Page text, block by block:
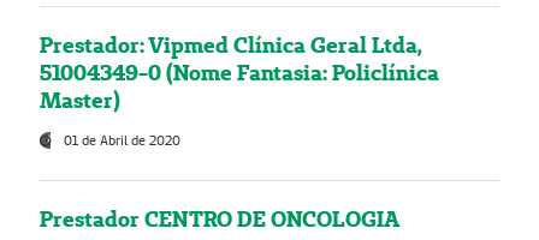
Prestador: Vipmed Clínica Geral Ltda,
51004349-0 (Nome Fantasia: Policlínica
Master)
01 de Abril de 2020
Prestador CENTRO DE ONCOLOGIA